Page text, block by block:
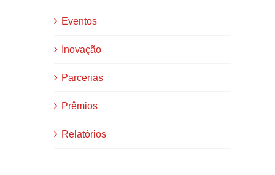
Eventos
Inovação
Parcerias
Prêmios
Relatórios